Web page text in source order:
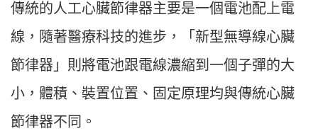
傳統的人工心臟節律器主要是一個電池配上電
線，隨著醫療科技的進步，「新型無導線心臟
節律器」則將電池跟電線濃縮到一個子彈的大
小，體積、裝置位置、固定原理均與傳統心臟
節律器不同。